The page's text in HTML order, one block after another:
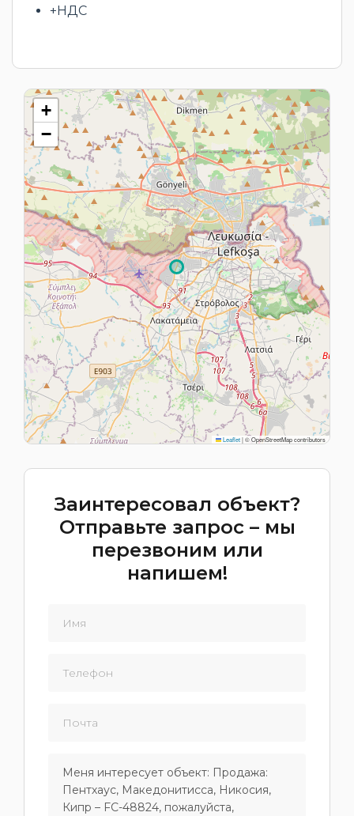
+НДС
+
−
Leaflet|© OpenStreetMap contributors
Заинтересовал объект?
Отправьте запрос – мы
перезвоним или
напишем!